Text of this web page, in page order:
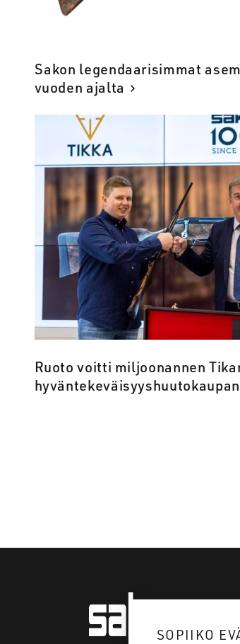
Sakon legendaarisimmat
vuoden ajalta
Ruoto voitti miljoonannen
hyväntekeväisyyshuutokaupan
SOPIIKO